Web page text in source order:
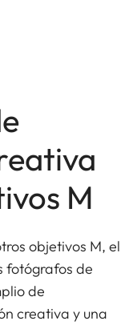
M
objetivos M, el
fotógrafos de
de
creativa y una